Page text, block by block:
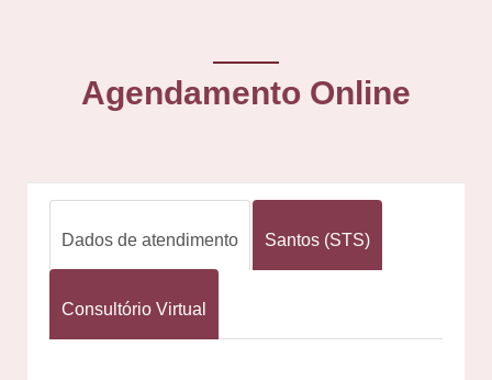
Agendamento Online
Dados de atendimento Santos (STS)
Consultório Virtual